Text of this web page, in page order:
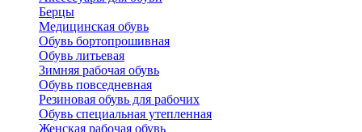
Берцы
Медицинская обувь
Обувь бортопрошивная
Обувь литьевая
Зимняя рабочая обувь
Обувь повседневная
Резиновая обувь для рабочих
Обувь специальная утепленная
Женская рабочая обувь